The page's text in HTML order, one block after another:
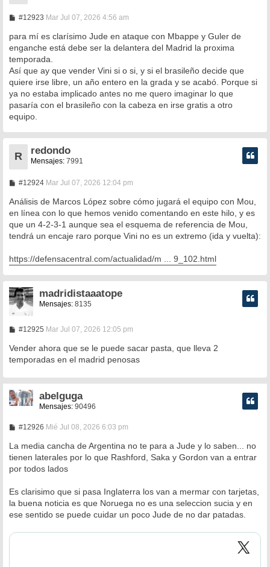
#12923M
n
s
a
j
Mar Jul 07, 2026 4:56 am
para mí es clarísimo Jude en ataque con Mbappe y Guler de
enganche está debe ser la delantera del Madrid la proxima
temporada.
Así que ay que vender Vini si o si, y si el brasileño decide que
quiere irse libre, un año entero en la grada y se acabó. Porque si
ya no estaba implicado antes no me quero imaginar lo que
pasaría con el brasileño con la cabeza en irse gratis a otro
equipo.
R
redondo
Mensajes: 7991
#12924M
n
a
j
e
Mar Jul 07, 2026 12:04 pm
Análisis de Marcos López sobre cómo jugará el equipo con Mou,
en línea con lo que hemos venido comentando en este hilo, y es
que un 4-2-3-1 aunque sea el esquema de referencia de Mou,
tendrá un encaje raro porque Vini no es un extremo (ida y vuelta):
https://defensacentral.com/actualidad/m ... 9_102.html
madridistaaatope
Mensajes: 8135
#12925M
n
s
a
e
Mar Jul 07, 2026 12:05 pm
Vender ahora que se le puede sacar pasta, que lleva 2
temporadas en el madrid penosas
abelguga
Mensajes: 90496
#12926M
n
s
a
j
Mié Jul 08, 2026 6:03 pm
La media cancha de Argentina no te para a Jude y lo saben... no
tienen laterales por lo que Rashford, Saka y Gordon van a entrar
por todos lados
Es clarisimo que si pasa Inglaterra los van a mermar con tarjetas,
la buena noticia es que Noruega no es una seleccion sucia y en
ese sentido se puede cuidar un poco Jude de no dar patadas.